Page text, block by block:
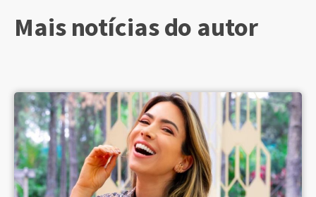
Mais notícias do autor